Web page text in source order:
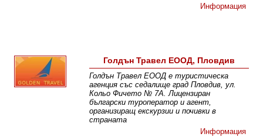
Информация
Голдън Травел ЕООД, Пловдив
Голдън Травел ЕООД е туристическа
агенция със седалище град Пловдив, ул.
Кольо Фичето № 7А. Лицензиран
български туроператор и агент,
организиращ екскурзии и почивки в
страната
Информация